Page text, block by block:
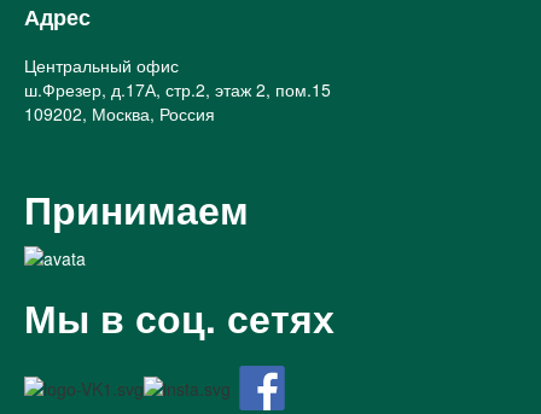
Адрес
Центральный офис
ш.Фрезер, д.17А, стр.2, этаж 2, пом.15
109202, Москва, Россия
Принимаем
Мы в соц. сетях